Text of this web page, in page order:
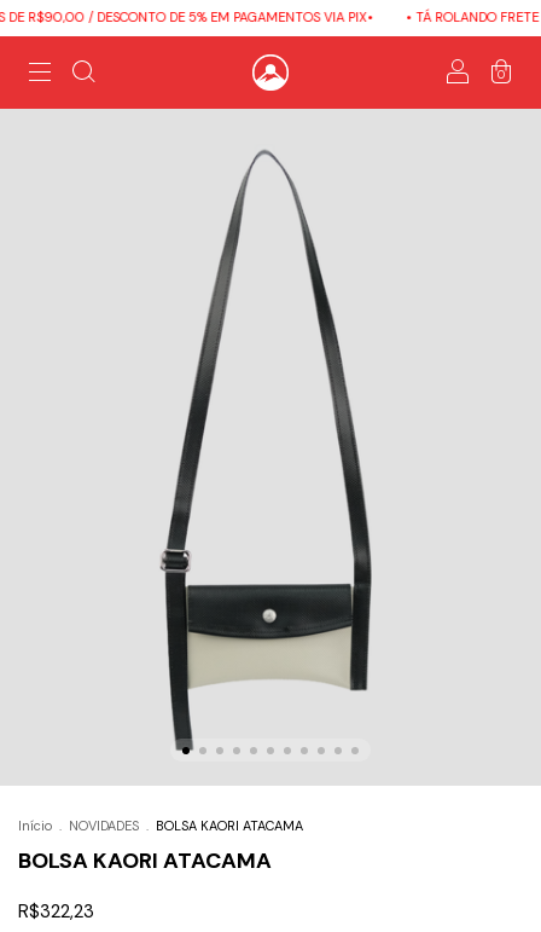
R$90,00 / DESCONTO DE 5% EM PAGAMENTOS VIA PIX• • TÁ ROLANDO FRETE
0
Início . NOVIDADES . BOLSA KAORI ATACAMA
BOLSA KAORI ATACAMA
R$322,23